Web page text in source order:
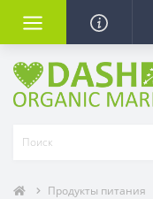
Продукты питания